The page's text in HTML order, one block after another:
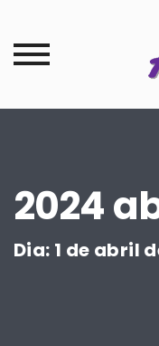
2024
Dia: 1 de abril